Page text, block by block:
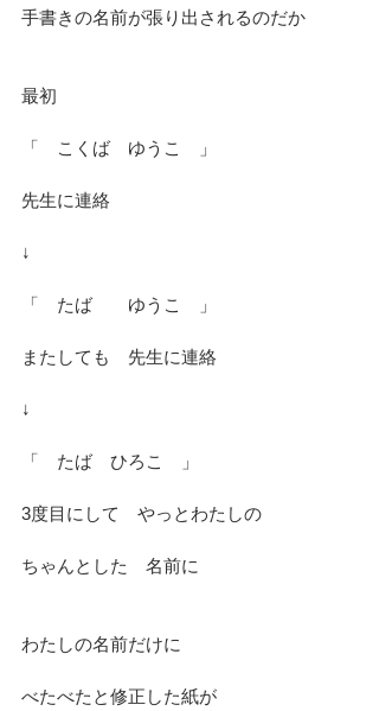
手書きの名前が張り出されるのだか
最初
「　こくば　ゆうこ　」
先生に連絡
↓
「　たば　　ゆうこ　」
またしても　先生に連絡
↓
「　たば　ひろこ　」
3度目にして　やっとわたしの
ちゃんとした　名前に
わたしの名前だけに
べたべたと修正した紙が